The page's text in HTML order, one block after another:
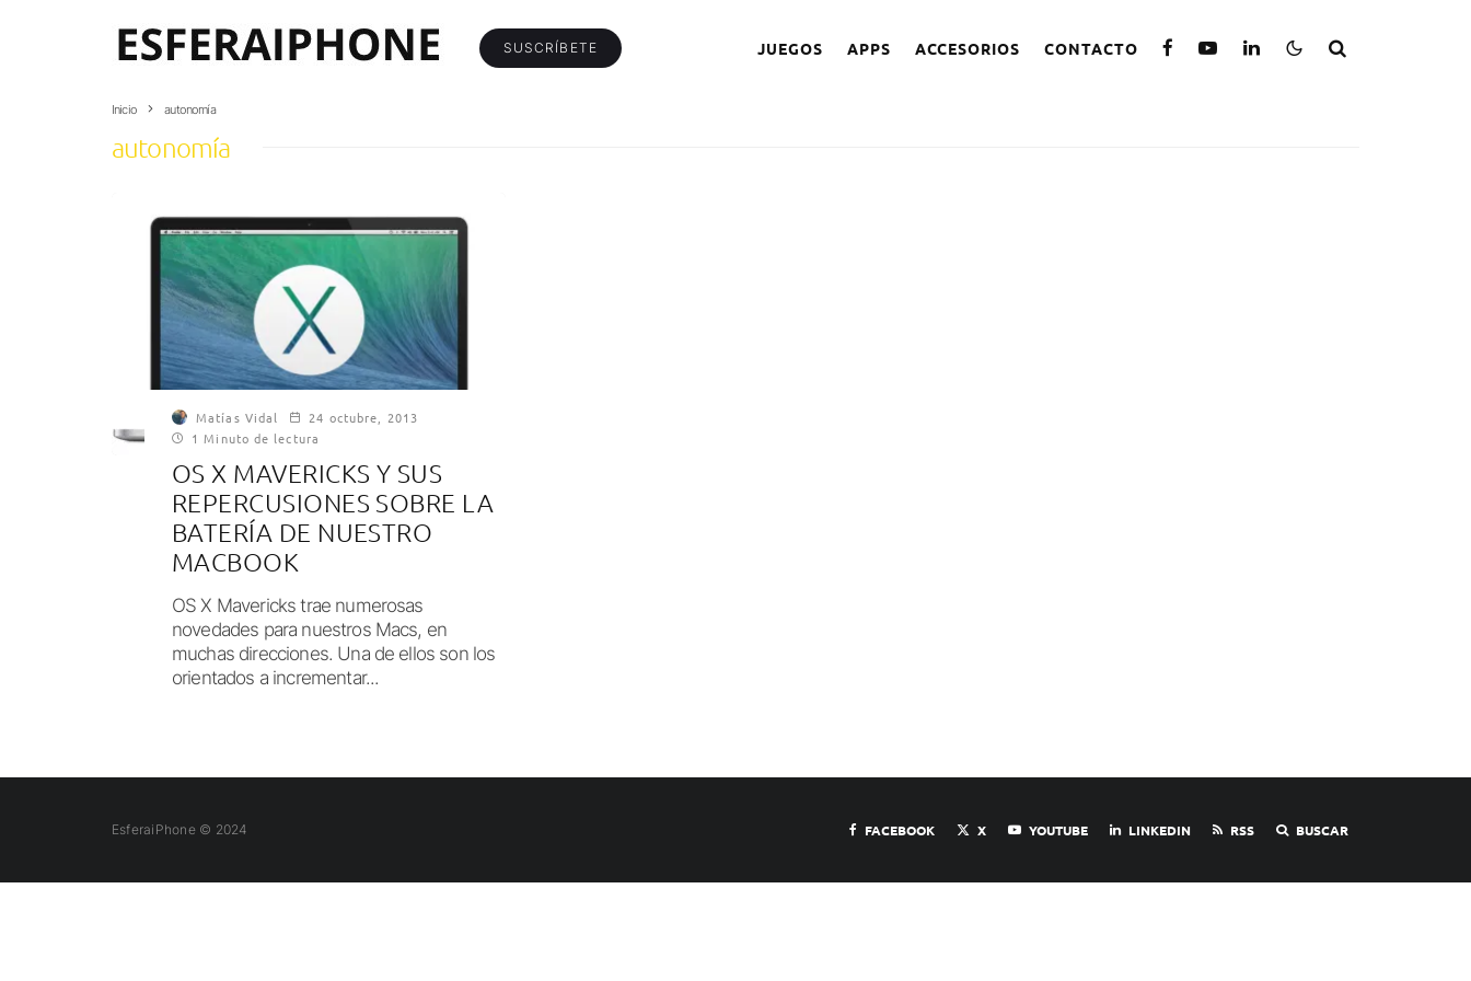
SUSCRÍBETE JUEGOS APPS ACCESORIOS CONTACTO
Inicio autonomía
autonomía
Matías Vidal
24 octubre, 2013
1 Minuto de lectura
OS X MAVERICKS Y SUS
REPERCUSIONES SOBRE LA
BATERÍA DE NUESTRO
MACBOOK
OS X Mavericks trae numerosas
novedades para nuestros Macs, en
muchas direcciones. Una de ellos son los
orientados a incrementar...
EsferaiPhone © 2024 FACEBOOK X YOUTUBE LINKEDIN RSS BUSCAR